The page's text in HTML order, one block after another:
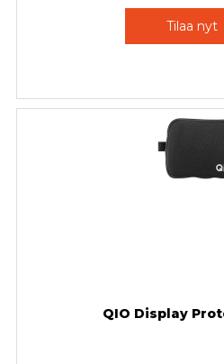
Tilaa nyt
QIO Display